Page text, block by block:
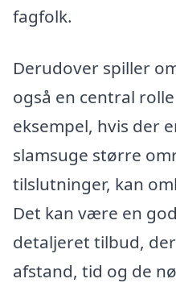
fagfolk.
Derudover spiller
også en central
eksempel, hvis der
slamsuge større
tilslutninger, kan
Det kan være en
detaljeret tilbud,
afstand, tid og de